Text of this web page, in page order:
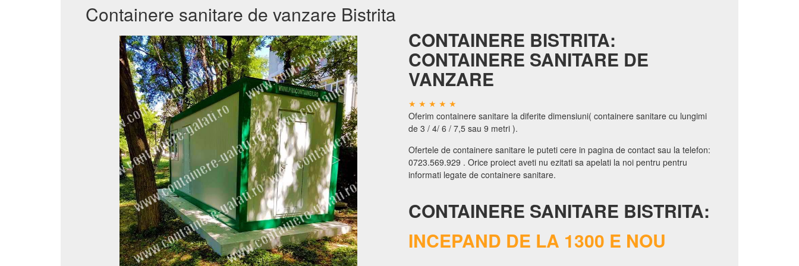
Containere sanitare de vanzare Bistrita
CONTAINERE BISTRITA:
CONTAINERE SANITARE DE
VANZARE
Oferim containere sanitare la diferite dimensiuni( containere sanitare cu lungimi
de 3 / 4/ 6 / 7,5 sau 9 metri ).
Ofertele de containere sanitare le puteti cere in pagina de contact sau la telefon:
0723.569.929 . Orice proiect aveti nu ezitati sa apelati la noi pentru pentru
informati legate de containere sanitare.
CONTAINERE SANITARE BISTRITA:
INCEPAND DE LA 1300 E NOU